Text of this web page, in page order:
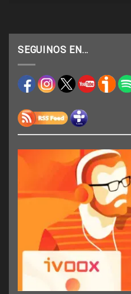
SEGUINOS EN…